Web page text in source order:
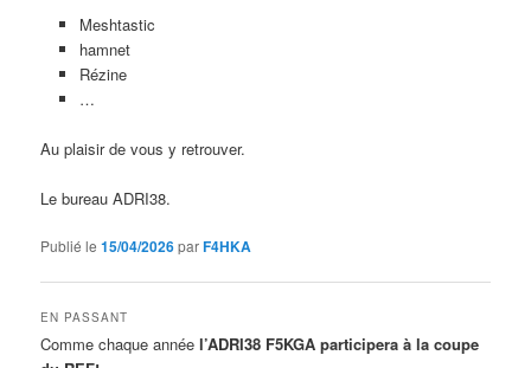
Meshtastic
hamnet
Rézine
…
Au plaisir de vous y retrouver.
Le bureau ADRI38.
Publié le15/04/2026parF4HKA
EN PASSANT
Comme chaque annéel’ADRI38 F5KGA participera à la coupe